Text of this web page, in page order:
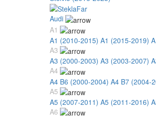
Audi
A1
A1 (2010-2015) A1 (2015-2019)
A3
A3 (2000-2003) A3 (2003-2007)
A4
A4 B6 (2000-2004) A4 B7 (2004-
A5
A5 (2007-2011) A5 (2011-2016)
A6